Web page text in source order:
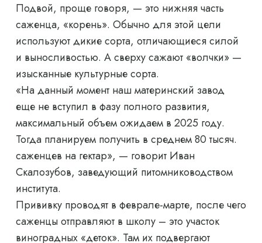
Подвой, проще говоря, — это нижняя часть
саженца, «корень». Обычно для этой цели
используют дикие сорта, отличающиеся силой
и выносливостью. А сверху сажают «волчки» —
изысканные культурные сорта.
«На данный момент наш материнский завод
еще не вступил в фазу полного развития,
максимальный объем ожидаем в 2025 году.
Тогда планируем получить в среднем 80 тысяч.
саженцев на гектар», — говорит Иван
Скалозубов, заведующий питомниководством
института.
Прививку проводят в феврале-марте, после чего
саженцы отправляют в школу – это участок
виноградных «деток». Там их подвергают